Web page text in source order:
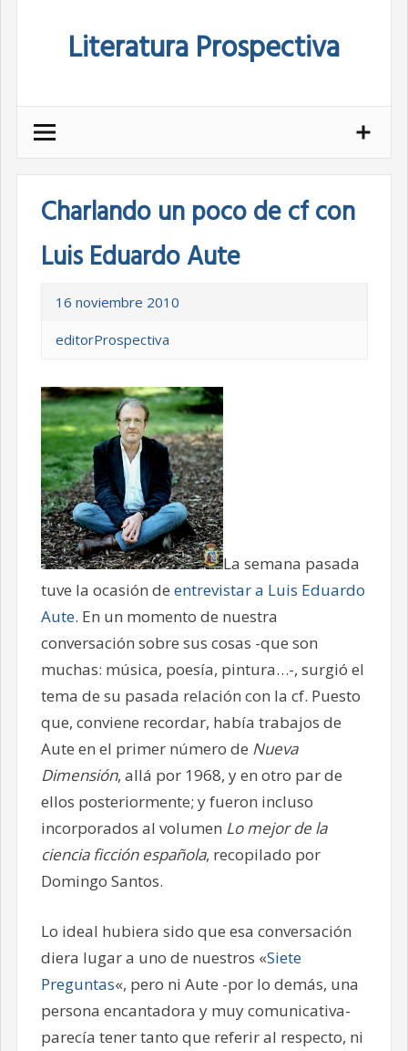
Literatura Prospectiva
Charlando un poco de cf con
Luis Eduardo Aute
16 noviembre 2010
editorProspectiva
La semana pasada
tuve la ocasión de entrevistar a Luis Eduardo
Aute. En un momento de nuestra
conversación sobre sus cosas -que son
muchas: música, poesía, pintura…-, surgió el
tema de su pasada relación con la cf. Puesto
que, conviene recordar, había trabajos de
Aute en el primer número de Nueva
Dimensión, allá por 1968, y en otro par de
ellos posteriormente; y fueron incluso
incorporados al volumen Lo mejor de la
ciencia ficción española, recopilado por
Domingo Santos.
Lo ideal hubiera sido que esa conversación
diera lugar a uno de nuestros «Siete
Preguntas«, pero ni Aute -por lo demás, una
persona encantadora y muy comunicativa-
parecía tener tanto que referir al respecto, ni